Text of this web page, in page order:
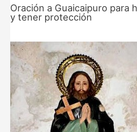
Oración a Guaicaipuro para
y tener protección